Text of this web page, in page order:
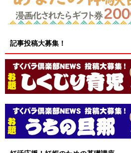
記事投稿大募集！